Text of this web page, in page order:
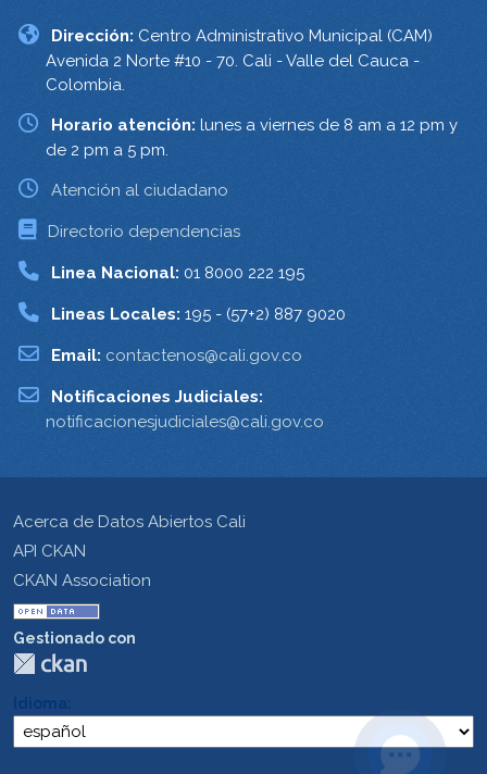
Dirección: Centro Administrativo Municipal (CAM)
Avenida 2 Norte #10 - 70. Cali - Valle del Cauca -
Colombia.
Horario atención: lunes a viernes de 8 am a 12 pm y
de 2 pm a 5 pm.
Atención al ciudadano
Directorio dependencias
Linea Nacional: 01 8000 222 195
Lineas Locales: 195 - (57+2) 887 9020
Email: contactenos@cali.gov.co
Notificaciones Judiciales:
notificacionesjudiciales@cali.gov.co
Acerca de Datos Abiertos Cali
API CKAN
CKAN Association
Gestionado con